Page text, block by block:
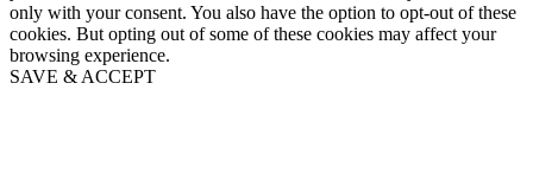
only with your consent. You also have the option to opt-out of these
cookies. But opting out of some of these cookies may affect your
browsing experience.
SAVE & ACCEPT